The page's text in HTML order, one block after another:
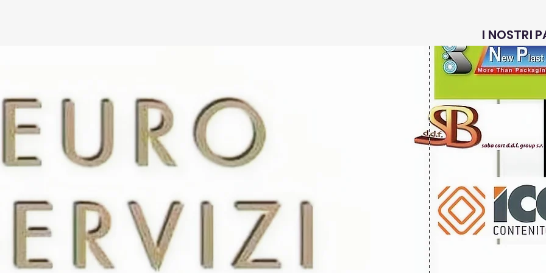
I NOSTRI